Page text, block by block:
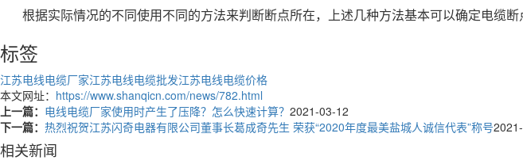
根据实际情况的不同使用不同的方法来判断断点所在，上述几种方法基本可以确定电缆断
标签
江苏电线电缆厂家江苏电线电缆批发江苏电线电缆价格
本文网址： https://www.shanqicn.com/news/782.html
上一篇： 电线电缆厂家使用时产生了压降？怎么快速计算？ 2021-03-12
下一篇： 热烈祝贺江苏闪奇电器有限公司董事长葛成奇先生 荣获“2020年度最美盐城人诚信代表”称号
相关新闻